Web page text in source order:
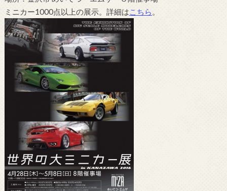
ミニカー1000点以上の展示。詳細はこちら 。